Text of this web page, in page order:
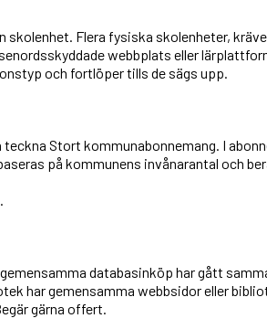
Flera fysiska skolenheter,
webbplats eller
och fortlöper tills de sägs upp.
Stort kommunabonnemang. I
på kommunens invånarantal och
databasinköp har gått
har gemensamma webbsidor eller
gärna offert.